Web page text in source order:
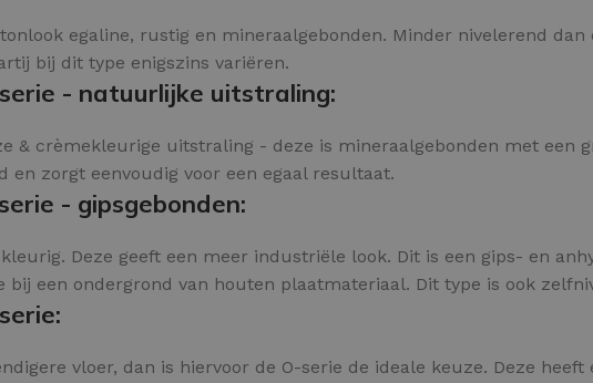
egaline, rustig en mineraalgebonden. Minder nivelerend
bij dit type enigszins variëren.
- natuurlijke uitstraling:
& crèmekleurige uitstraling - deze is mineraalgebonden met
zorgt eenvoudig voor een egaal resultaat.
- gipsgebonden:
Deze geeft een meer industriële look. Dit is een gips- en
bij een ondergrond van houten plaatmateriaal. Dit type is ook
vloer, dan is hiervoor de O-serie de ideale keuze. Deze